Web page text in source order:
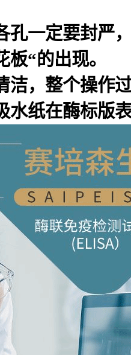
孔一定要封严
“的出现。
洁，整个操作
水纸在酶标版